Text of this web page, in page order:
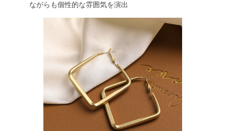
ながらも個性的な雰囲気を演出